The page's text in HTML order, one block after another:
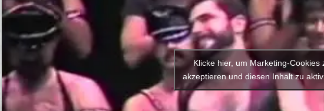
Klicke hier, um Marketing-Cookies
akzeptieren und diesen Inhalt zu